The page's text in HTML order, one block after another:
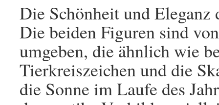
Die Schönheit und
Die beiden Figuren sind
umgeben, die ähnlich wie
Tierkreiszeichen und die
die Sonne im Laufe des